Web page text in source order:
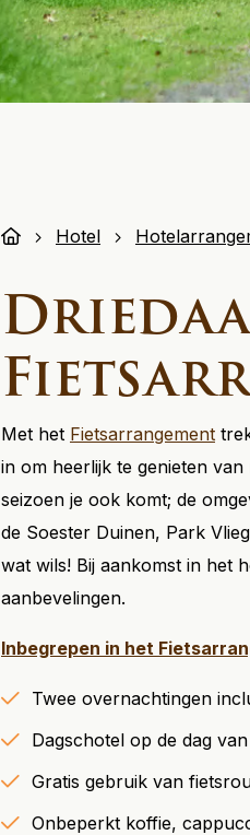
Hotel
Met het Fietsarrangement
in om heerlijk te genieten
seizoen je ook komt; de
de Soester Duinen, Park
wat wils! Bij aankomst in het
aanbevelingen.
Inbegrepen in het
Twee overnachtingen
Dagschotel op de dag
Gratis gebruik van
Onbeperkt koffie,